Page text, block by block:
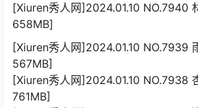
[Xiuren秀人网]2024.01.10 NO.7940
658MB]
[Xiuren秀人网]2024.01.10 NO.7939
567MB]
[Xiuren秀人网]2024.01.10 NO.7938
761MB]